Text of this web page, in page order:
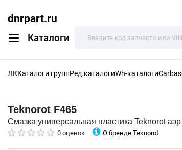
dnrpart.ru
Каталоги
ЛККаталоги группРед.каталогиWh-каталоги
Teknorot F465
Смазка универсальная пластика Teknorot
0 оценок О бренде Teknorot